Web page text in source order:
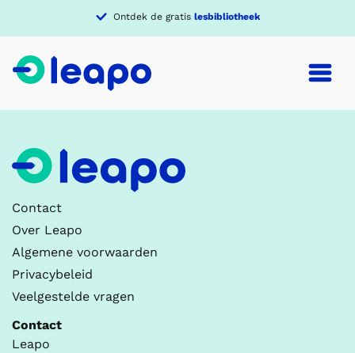
Ontdek de gratis lesbibliotheek
Contact
Over Leapo
Algemene voorwaarden
Privacybeleid
Veelgestelde vragen
Contact
Leapo